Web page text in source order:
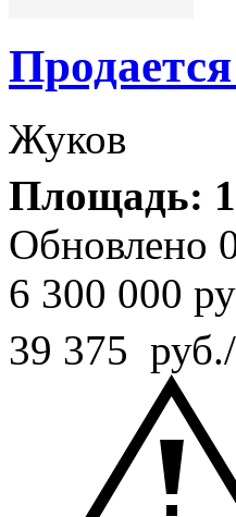
Жуков
Площадь:
Обновлено
6 300 000
39 375